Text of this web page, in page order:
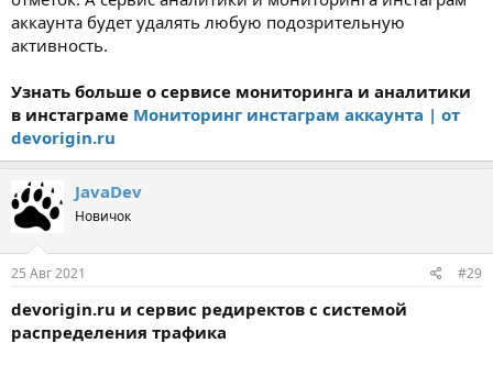
аккаунта будет удалять любую подозрительную
активность.
Узнать больше о сервисе мониторинга и аналитики
в инстаграме Мониторинг инстаграм аккаунта | от
devorigin.ru
JavaDev
Новичок
25 Авг 2021 #29
devorigin.ru и сервис редиректов с системой
распределения трафика